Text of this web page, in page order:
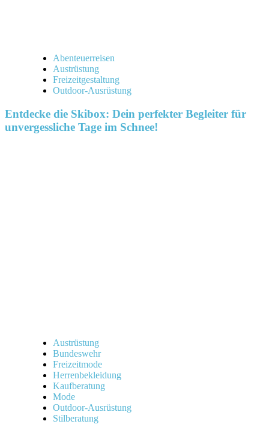
Abenteuerreisen
Austrüstung
Freizeitgestaltung
Outdoor-Ausrüstung
Entdecke die Skibox: Dein perfekter Begleiter für
unvergessliche Tage im Schnee!
Austrüstung
Bundeswehr
Freizeitmode
Herrenbekleidung
Kaufberatung
Mode
Outdoor-Ausrüstung
Stilberatung